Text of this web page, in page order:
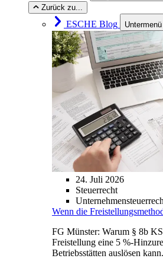
Zurück zu...
ESCHE Blog
24. Juli 2026
Steuerrecht
Wenn die
FG Münster: Warum § 8b
Freistellung eine 5 %-
Betriebsstätten auslösen kann.